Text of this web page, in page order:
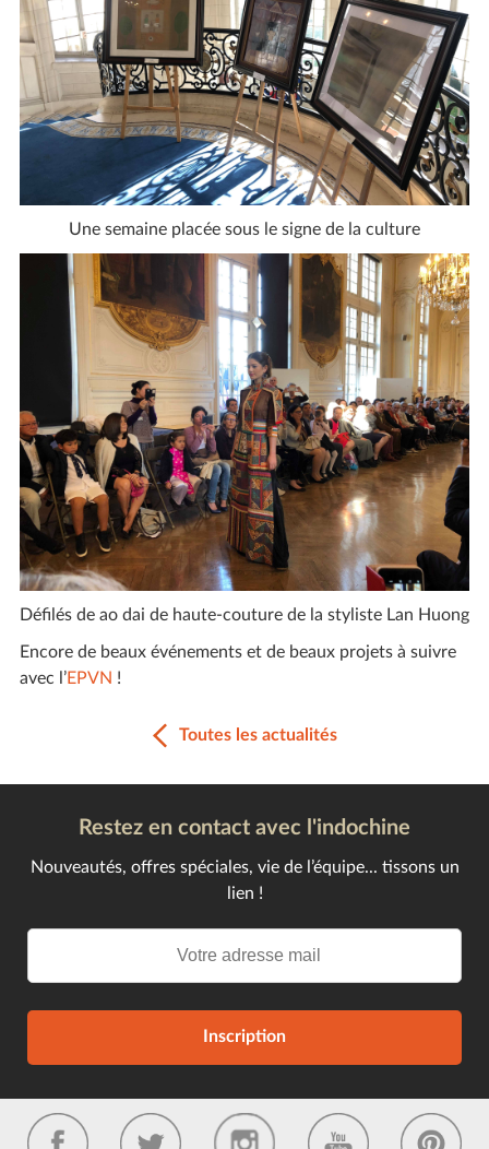
Une semaine placée sous le signe de la culture
Défilés de ao dai de haute-couture de la styliste Lan Huong
Encore de beaux événements et de beaux projets à suivre
avec l’EPVN !
Toutes les actualités
Restez en contact avec l'indochine
Nouveautés, offres spéciales, vie de l’équipe... tissons un
lien !
Inscription